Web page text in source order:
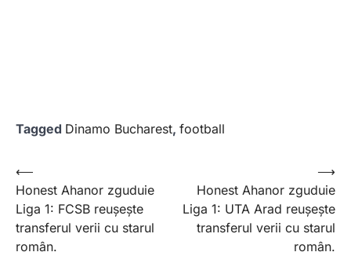
Tagged Dinamo Bucharest, football
Post
navigation
⟵
Honest Ahanor zguduie
Liga 1: FCSB reușește
transferul verii cu starul
român.
Honest Ahanor zguduie
Liga 1: UTA Arad reușește
transferul verii cu starul
român.
⟶